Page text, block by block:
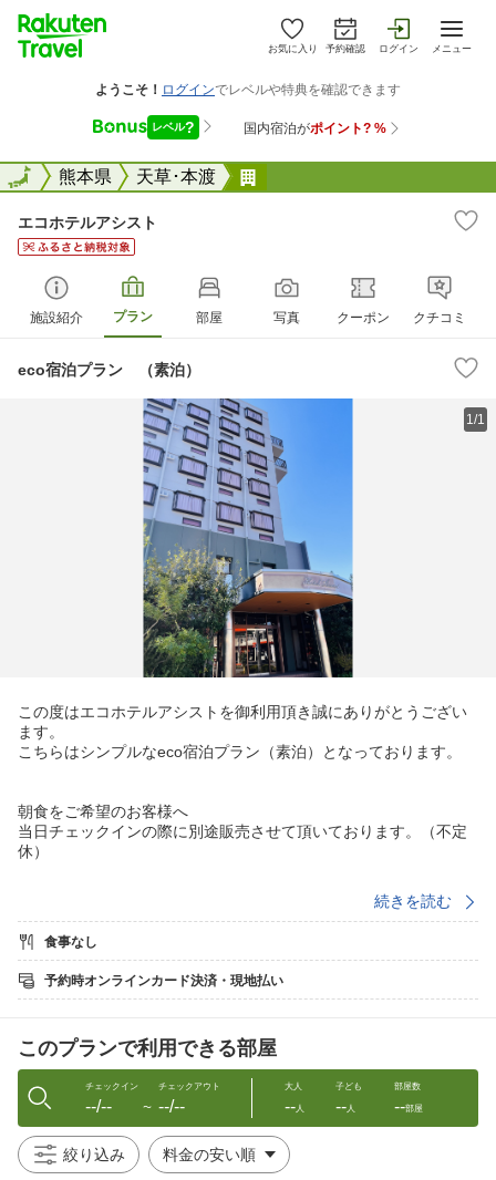
お気に入り 予約確認 ログイン メニュー
全国熊本県 天草･本渡
全国
エコホテルアシスト
施設紹介 プラン 部屋 写真 クーポン クチコミ
eco宿泊プラン （素泊）
1/1
この度はエコホテルアシストを御利用頂き誠にありがとうござい
ます。
こちらはシンプルなeco宿泊プラン（素泊）となっております。
朝食をご希望のお客様へ
当日チェックインの際に別途販売させて頂いております。（不定
休）
チェックイン 16：00〜22：00（金曜・日曜・祝日21：00ま
で）
※22：00以降のチェックインご希望の場合は前日までに当ホテル
までご相談ください。
ご要望に添えない場合もございますので予めご了承ください。
※御延長のご希望の際はフロントまでお申し付け下さい（別
途料金）
屋外駐車場完備 御予約は不要です。
駐車場の白線内にご駐車のほどお願い致します。
チェックインの際には、車種・御車ナンバー等お伺い致します。
続きを読む
食事なし
予約時オンラインカード決済・現地払い
このプランで利用できる部屋
チェックイン
--/-- 〜
チェックアウト
--/--
大人
--人
子ども
--人
部屋数
--部屋
絞り込み